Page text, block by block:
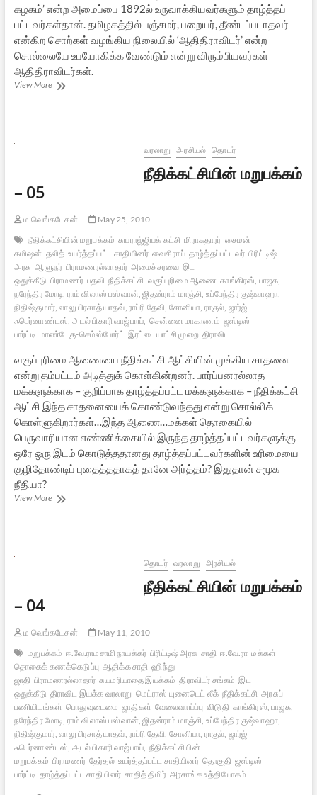
கழகம்’ என்ற அமைப்பை 1892ல் உருவாக்கியவர்களும் தாழ்த்தப்
பட்டவர்கள்தான். தமிழகத்தில் பஞ்சமர், பறையர், தீண்டப்படாதவர்
என்கிற சொற்கள் வழங்கிய நிலையில் ‘ஆதிதிராவிடர்’ என்ற
சொல்லையே உபயோகிக்க வேண்டும் என்று விரும்பியவர்கள்
ஆதிதிராவிடர்கள்.
View Moreநீதிக்கட்சியின்
வரலாறு அரசியல் தொடர்
நீதிக்கட்சியின் மறுபக்கம்
– 05
ம வெங்கடேசன்
May 25, 2010
நீதிக்கட்சியின் மறுபக்கம் சுயராஜ்ஜியக் கட்சி மிராசுதாரர் சைமன்
கமிஷன் தலித் உயர்த்தப்பட்ட சாதியினர் வைசிராய் தாழ்த்தப்பட்டவர் பிரிட்டிஷ்
அரசு ஆளுநர் பிராமணரல்லாதார் அமைச்சரவை இட
ஒதுக்கீடு பிராமணர் பதவி நீதிக்கட்சி வகுப்புரிமை ஆணை காங்கிரஸ், பாஜக,
நரேந்திர மோடி, ராம் விலாஸ் பஸ்வான், ஜிதன்ராம் மாஞ்சி, உப்பேந்திர குஷ்வாஹா,
நிதிஷ்குமார், லாலு பிரசாத் யாதவ், ராப்ரி தேவி, சோனியா, ராகுல், ஜார்ஜ்
ஃபெர்னாண்டஸ், அடல் பிகாரி வாஜ்பாய், சென்னை மாகாணம் ஜஸ்டிஸ்
பார்ட்டி மாண்டேகு-செம்ஸ்போர்ட் இரட்டையாட்சி முறை திராவிட
வகுப்புரிமை ஆணையை நீதிக்கட்சி ஆட்சியின் முக்கிய சாதனை
என்று தம்பட்டம் அடித்துக் கொள்கின்றனர். பார்ப்பனரல்லாத
மக்களுக்காக – குறிப்பாக தாழ்த்தப்பட்ட மக்களுக்காக – நீதிக்கட்சி
ஆட்சி இந்த சாதனையைக் கொண்டுவந்தது என்று சொல்லிக்
கொள்ளுகிறார்கள்…இந்த ஆணை…மக்கள் தொகையில்
பெருவாரியான எண்ணிக்கையில் இருந்த தாழ்த்தப்பட்டவர்களுக்கு
ஒரே ஒரு இடம் கொடுத்ததானது தாழ்த்தப்பட்டவர்களின் உரிமையை
குழிதோண்டிப் புதைத்ததாகத் தானே அர்த்தம்? இதுதான் சமூக
நீதியா?
View Moreநீதிக்கட்சியின்
தொடர் வரலாறு அரசியல்
நீதிக்கட்சியின் மறுபக்கம்
– 04
ம வெங்கடேசன்
May 11, 2010
மறுபக்கம் ஈ.வே.ராமசாமி நாயக்கர் பிரிட்டிஷ் அரசு சாதி ஈ.வே.ரா மக்கள்
தொகைக் கணக்கெடுப்பு ஆதிக்க சாதி ஹிந்து
ஜாதி பிராமணரல்லாதார் சுயமரியாதை இயக்கம் திராவிடர் சங்கம் இட
ஒதுக்கீடு திராவிட இயக்க வரலாறு மெட்ராஸ் யுனைடெட் லீக் நீதிக்கட்சி அரசுப்
பணியிடங்கள் பொதுவுடைமை ஜாதிகள் வேலைவாய்ப்பு விடுதி காங்கிரஸ், பாஜக,
நரேந்திர மோடி, ராம் விலாஸ் பஸ்வான், ஜிதன்ராம் மாஞ்சி, உப்பேந்திர குஷ்வாஹா,
நிதிஷ்குமார், லாலு பிரசாத் யாதவ், ராப்ரி தேவி, சோனியா, ராகுல், ஜார்ஜ்
ஃபெர்னாண்டஸ், அடல் பிகாரி வாஜ்பாய், நீதிக்கட்சியின்
மறுபக்கம் பிராமணர் தேர்தல் உயர்த்தப்பட்ட சாதியினர் தொகுதி ஜஸ்டிஸ்
பார்ட்டி தாழ்த்தப்பட்ட சாதியினர் சாதித் திமிர் அரசாங்க உத்தியோகம்